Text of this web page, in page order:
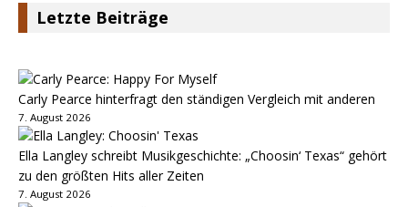
Letzte Beiträge
Carly Pearce hinterfragt den ständigen Vergleich mit anderen
7. August 2026
Ella Langley schreibt Musikgeschichte: „Choosin‘ Texas“ gehört
zu den größten Hits aller Zeiten
7. August 2026